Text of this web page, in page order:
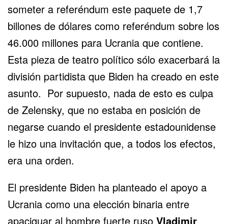
someter a referéndum este paquete de 1,7
billones de dólares como referéndum sobre los
46.000 millones para Ucrania que contiene.
Esta pieza de teatro político sólo exacerbará la
división partidista que Biden ha creado en este
asunto. Por supuesto, nada de esto es culpa
de Zelensky, que no estaba en posición de
negarse cuando el presidente estadounidense
le hizo una invitación que, a todos los efectos,
era una orden.
El presidente Biden ha planteado el apoyo a
Ucrania como una elección binaria entre
apaciguar al hombre fuerte ruso Vladimir